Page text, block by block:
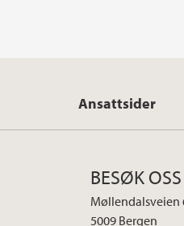
Ansattsider
BESØK OSS
Møllendalsveien
5009 Bergen